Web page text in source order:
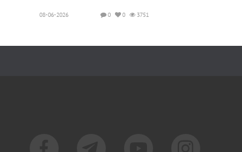
08-06-2026 3751
0
0